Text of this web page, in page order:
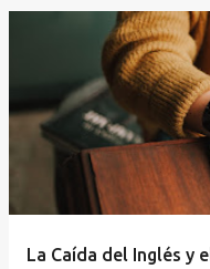
La Caída del Inglés y